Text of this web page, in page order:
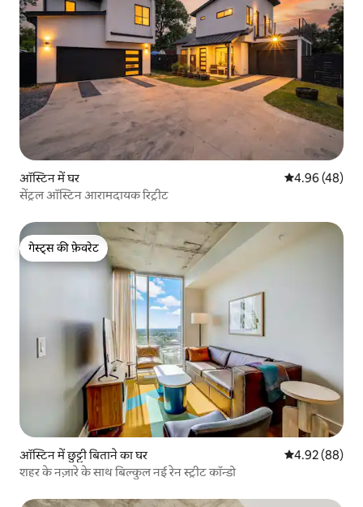
ऑस्टिन में घर औसत रेटिंग 5 में
4.96 (48)
सेंट्रल ऑस्टिन आरामदायक रिट्रीट
गेस्ट्स की फ़ेवरेट
गेस्ट्स की फ़ेवरेट
ऑस्टिन में छुट्टी बिताने का घर औसत रेटिंग 5 में
4.92 (88)
शहर के नज़ारे के साथ बिल्कुल नई रेन स्ट्रीट कॉन्डो